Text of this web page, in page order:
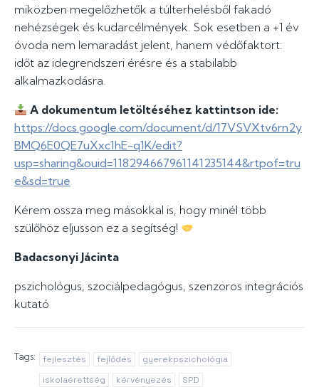
miközben megelőzhetők a túlterhelésből fakadó
nehézségek és kudarcélmények. Sok esetben a +1 év
óvoda nem lemaradást jelent, hanem védőfaktort:
időt az idegrendszeri érésre és a stabilabb
alkalmazkodásra.
A dokumentum letöltéséhez kattintson ide:
https://docs.google.com/document/d/17VSVXtv6rn2y
BMQ6E0QE7uXxc1hE-q1K/edit?
usp=sharing&ouid=118294667961141235144&rtpof=tru
e&sd=true
Kérem ossza meg másokkal is, hogy minél több
szülőhöz eljusson ez a segítség!
Badacsonyi Jácinta
pszichológus, szociálpedagógus, szenzoros integrációs
kutató
Tags: fejlesztés fejlődés
gyerekpszichológia
iskolaérettség
kérvényezés
SPD